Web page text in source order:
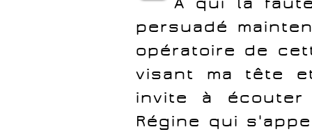
persuadé
opératoire de
visant ma tête
invite à écouter
Régine qui